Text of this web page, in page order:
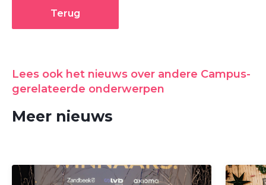
Terug
Lees ook het nieuws over andere Campus-
gerelateerde onderwerpen
Meer nieuws